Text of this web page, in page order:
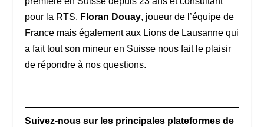
pour la RTS. Floran Douay, joueur de l’équipe de
France mais également aux Lions de Lausanne qui
a fait tout son mineur en Suisse nous fait le plaisir
de répondre à nos questions.
Suivez-nous sur les principales plateformes de